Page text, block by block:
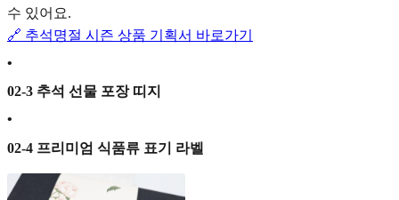
수 있어요.
🔗 추석명절 시즌 상품 기획서 바로가기
•
02-3 추석 선물 포장 띠지
•
02-4 프리미엄 식품류 표기 라벨